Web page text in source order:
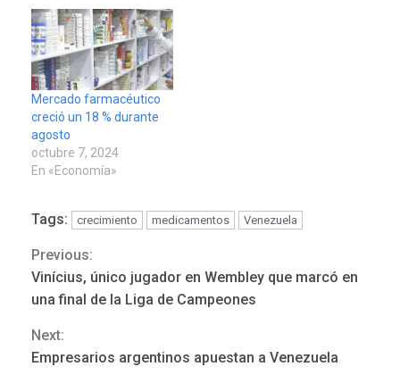
Mercado farmacéutico
creció un 18 % durante
agosto
octubre 7, 2024
En «Economía»
Tags: crecimiento medicamentos Venezuela
Continue
Reading
Previous:
Vinícius, único jugador en Wembley que marcó en
una final de la Liga de Campeones
Next:
Empresarios argentinos apuestan a Venezuela
Gobierno nacional y
regional nos respaldaron
tras terremotos del 24J
asegura Gustavo Duque